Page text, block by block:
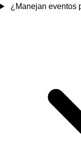
¿Manejan eventos